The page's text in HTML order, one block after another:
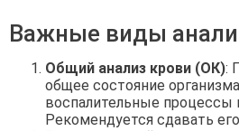
Важные виды
Общий анализ крови (ОК):
общее состояние
воспалительные процессы
Рекомендуется сдавать